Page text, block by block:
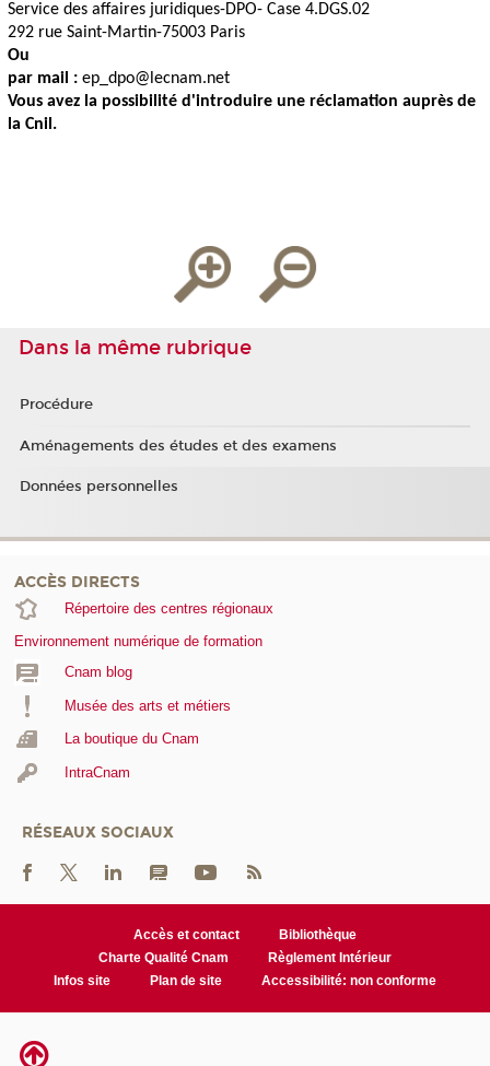
Service des affaires juridiques-DPO- Case 4.DGS.02
292 rue Saint-Martin-75003 Paris
Ou
par mail :ep_dpo@lecnam.net
Vous avez la possibilité d'introduire une réclamation auprès de
la Cnil.
Dans la même rubrique
Procédure
Aménagements des études et des examens
Données personnelles
ACCÈS DIRECTS
Répertoire des centres régionaux
Environnement numérique de formation
Cnam blog
Musée des arts et métiers
La boutique du Cnam
IntraCnam
RÉSEAUX SOCIAUX
Accès et contact
Bibliothèque
Charte Qualité Cnam
Règlement Intérieur
Infos site
Plan de site Accessibilité: non conforme